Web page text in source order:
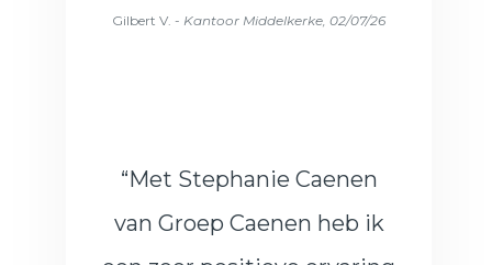
Gilbert V. - Kantoor Middelkerke, 02/07/26
“Met Stephanie Caenen
van Groep Caenen heb ik